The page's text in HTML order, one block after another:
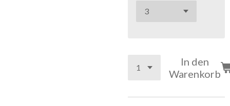
In den
Warenkorb